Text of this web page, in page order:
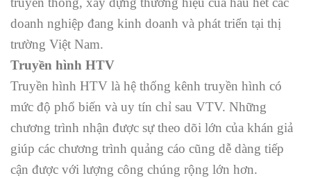
doanh nghiệp đang kinh doanh và phát triển tại thị
trường Việt Nam.
Truyền hình HTV
Truyền hình HTV là hệ thống kênh truyền hình có
mức độ phổ biến và uy tín chỉ sau VTV. Những
chương trình nhận được sự theo dõi lớn của khán giả
giúp các chương trình quảng cáo cũng dễ dàng tiếp
cận được với lượng công chúng rộng lớn hơn.